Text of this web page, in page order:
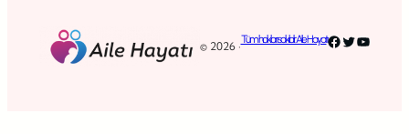
© 2026 ·
Tüm hakları saklıdır. Aile HayatıFacebook
Twitter